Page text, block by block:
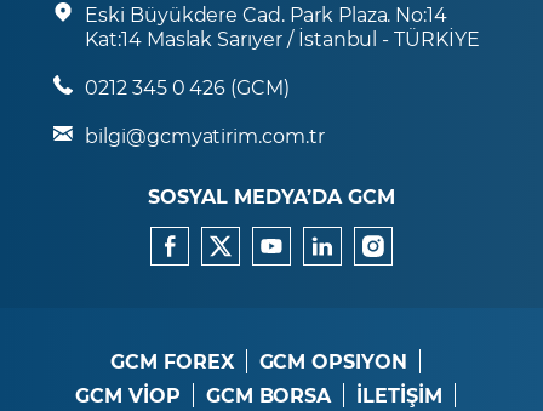
Eski Büyükdere Cad. Park Plaza. No:14
Kat:14 Maslak Sarıyer / İstanbul - TÜRKİYE
0212 345 0 426 (GCM)
bilgi@gcmyatirim.com.tr
SOSYAL MEDYA’DA GCM
GCM FOREX
GCM OPSIYON
GCM VİOP
GCM BORSA
İLETİŞİM